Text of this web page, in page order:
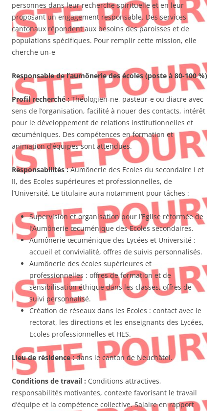
personnes dans leur recherche spirituelle et en leur
proposant un engagement responsable. Des services
cantonaux répondent aux besoins des paroisses et de
populations spécifiques. Pour remplir cette mission, elle
cherche un-e
Responsable de l’aumônerie des écoles (poste à 80-100 %)
Profil recherché :Théologien-ne, pasteur-e ou diacre avec
sens de l’organisation, facilité à nouer des contacts, intérêt
pour le développement de relations institutionnelles et
œcuméniques. Des compétences en formation et
animation d’équipes sont attendues.
Responsabilités :Aumônerie des Ecoles du secondaire I et
II, des Ecoles supérieures et professionnelles, de
l’Université. Le titulaire aura notamment pour tâches :
Supervision et organisation pour l’Eglise réformée de
l’Aumônerie œcuménique des Ecoles secondaires.
Aumônerie œcuménique des Lycées et Université :
accueil et convivialité, offres de suivis personnalisés.
Aumônerie des écoles supérieures et
professionnelles : offres de formation et de
sensibilisation éthique dans les classes, offres de
suivi personnalisé.
Création de réseaux dans les Ecoles : contact avec le
rectorat, les directions et les enseignants des Lycées,
Ecoles professionnelles et HES.
Lieu de résidence :dans le canton de Neuchâtel.
Conditions de travail : Conditions attractives,
responsabilités motivantes, contexte favorisant le travail
d’équipe et la compétence collective. Salaire en rapport